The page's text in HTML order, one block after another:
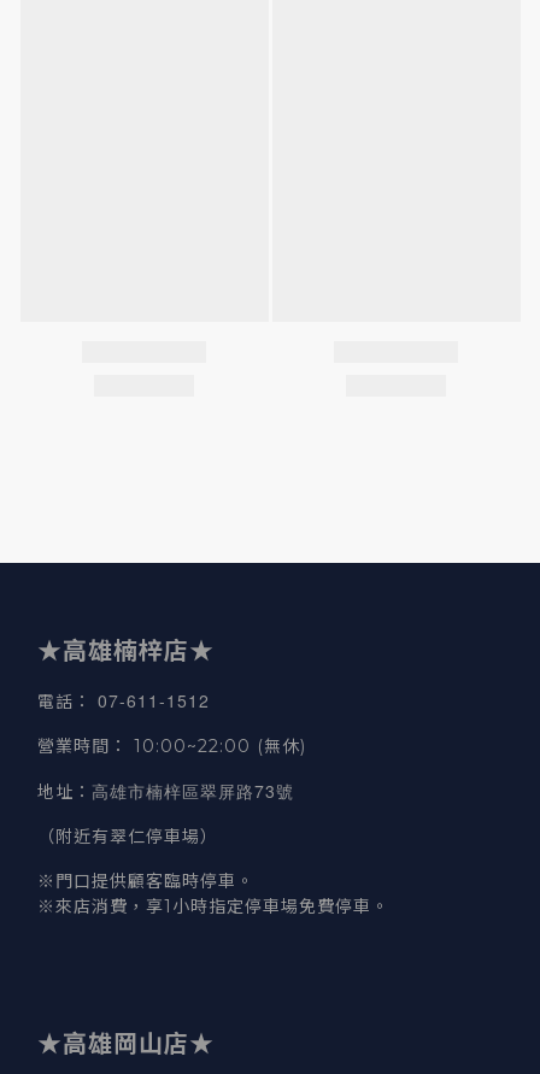
★高雄楠梓店★
電話 ： 07-611-1512
營業時間 ： 10:00~22:00 (無休)
地址 ： 高雄市楠梓區翠屏路73號
（附近有翠仁停車場）
※門口提供顧客臨時停車。
※來店消費，享1小時指定停車場免費停車。
★高雄岡山店★